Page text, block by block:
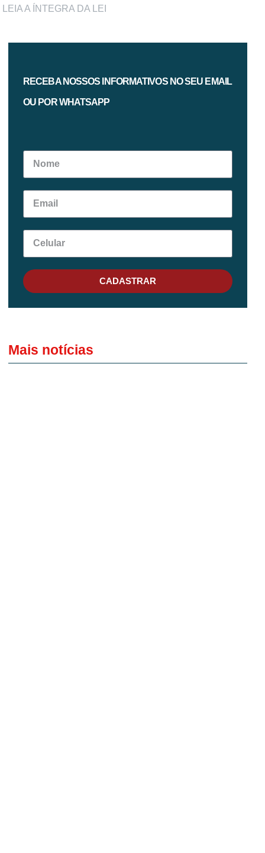
LEIA A ÍNTEGRA DA LEI
RECEBA NOSSOS INFORMATIVOS NO SEU EMAIL
OU POR WHATSAPP
CADASTRAR
Mais notícias